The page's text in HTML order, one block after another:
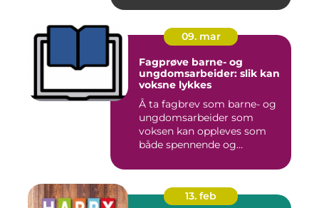
09. mar
Fagprøve barne- og
ungdomsarbeider: slik kan
voksne lykkes
Å ta fagbrev som barne- og
ungdomsarbeider som
voksen kan oppleves som
både spennende og
13. feb